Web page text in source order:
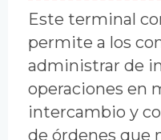
Este terminal
permite a los
administrar de
operaciones en
intercambio y
de órdenes que